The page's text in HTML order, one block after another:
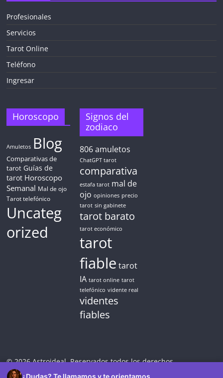
Profesionales
Servicios
Tarot Online
Teléfono
Ingresar
Horoscopo
Amuletos Blog
Comparativas de
tarot Guías de
tarot Horoscopo
Semanal Mal de ojo
Tarot telefónico
Uncateg
orized
Signos del
zodiaco
806amuletos
ChatGPT tarot
comparativa
estafa tarot mal de
ojo opiniones precio
tarot sin gabinete
tarot barato
tarot económico
tarot
fiable tarot
IA tarot online tarot
telefónico vidente real
videntes
fiables
© 2026 Astroideal. Reservados todos los derechos.
¿Dudas? Te llamamos y te orientamos